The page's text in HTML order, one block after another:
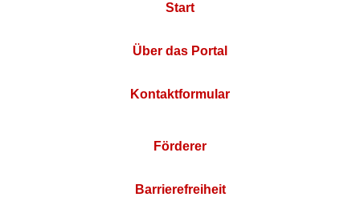
Start
Über das Portal
Kontaktformular
Förderer
Barrierefreiheit